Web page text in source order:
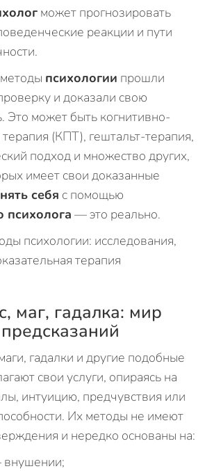
может прогнозировать
реакции и пути
психологии прошли
и доказали свою
Это может быть когнитивно-
(КПТ), гештальт-терапия,
подход и множество других,
имеет свои доказанные
себя с помощью
психолога — это реально.
маг, гадалка: мир
гадалки и другие подобные
свои услуги, опираясь на
интуицию, предчувствия или
Их методы не имеют
и нередко основаны на: